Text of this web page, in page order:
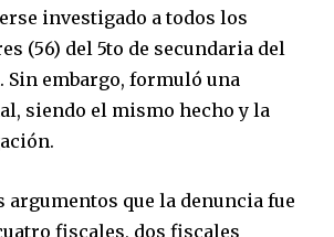
investigado a todos los
(56) del 5to de secundaria del
Sin embargo, formuló una
siendo el mismo hecho y la
argumentos que la denuncia fue
fiscales, dos fiscales